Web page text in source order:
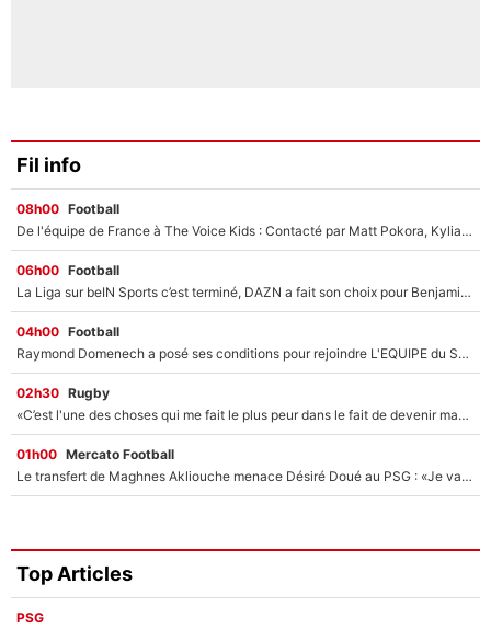
Fil info
08h00 Football
De l'équipe de France à The Voice Kids : Contacté par Matt Pokora, Kylian Mbappé a accepté de jouer un rôle inédit sur TF1 !
06h00 Football
La Liga sur beIN Sports c’est terminé, DAZN a fait son choix pour Benjamin Da Silva et Omar Da Fonseca !
04h00 Football
Raymond Domenech a posé ses conditions pour rejoindre L'EQUIPE du Soir : Il refuse de faire l'émission avec un autre chroniqueur !
02h30 Rugby
«C’est l'une des choses qui me fait le plus peur dans le fait de devenir maman» : En couple avec Antoine Dupont, Iris Mittenaere s'inquiète déjà pour ses futurs enfants !
01h00 Mercato Football
Le transfert de Maghnes Akliouche menace Désiré Doué au PSG : «Je valide à 200%»
Top Articles
PSG